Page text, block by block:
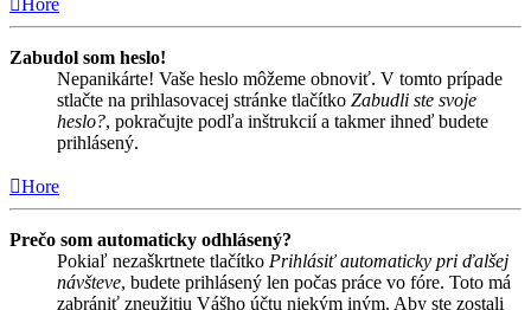
Zabudol som heslo!
Nepanikárte! Vaše heslo môžeme obnoviť. V tomto prípade
stlačte na prihlasovacej stránke tlačítko Zabudli ste svoje
heslo?, pokračujte podľa inštrukcií a takmer ihneď budete
prihlásený.
Hore
Prečo som automaticky odhlásený?
Pokiaľ nezaškrtnete tlačítko Prihlásiť automaticky pri ďalšej
návšteve, budete prihlásený len počas práce vo fóre. Toto má
zabrániť zneužitiu Vášho účtu niekým iným. Aby ste zostali